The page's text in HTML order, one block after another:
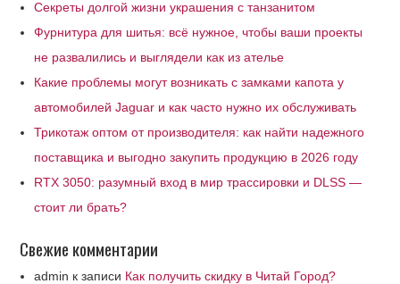
Секреты долгой жизни украшения с танзанитом
Фурнитура для шитья: всё нужное, чтобы ваши проекты
не развалились и выглядели как из ателье
Какие проблемы могут возникать с замками капота у
автомобилей Jaguar и как часто нужно их обслуживать
Трикотаж оптом от производителя: как найти надежного
поставщика и выгодно закупить продукцию в 2026 году
RTX 3050: разумный вход в мир трассировки и DLSS —
стоит ли брать?
Свежие комментарии
admin к записи Как получить скидку в Читай Город?